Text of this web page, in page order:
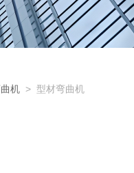
机 > 型材弯曲机